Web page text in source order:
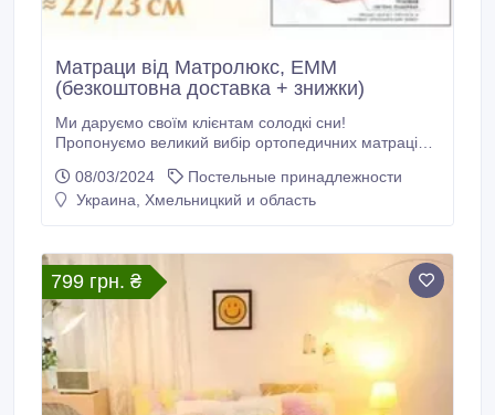
Матраци від Матролюкс, ЕММ
(безкоштовна доставка + знижки)
Ми даруємо своїм клієнтам солодкі сни!
Пропонуємо великий вибір ортопедичних матраців
можете придбати матраци різних моделей: -
пружинні (бонельні та з незалежними блоками); -
жорсткості матрацу та наповнювачі (кокос, латекс,
піна з ефектом пам'яті Memory).
08/03/2024
Постельные принадлежности
Украина, Хмельницкий и область
799 грн. ₴